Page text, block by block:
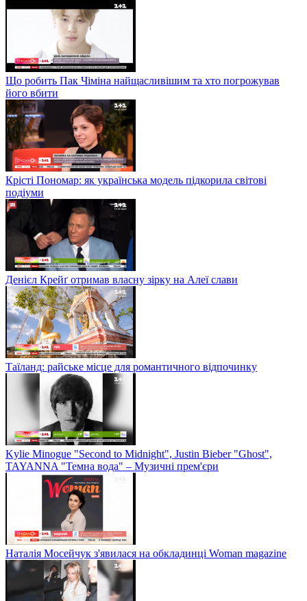
Що робить Пак Чіміна найщасливішим та хто погрожував
його вбити
Крісті Пономар: як українська модель підкорила світові
подіуми
Денієл Крейґ отримав власну зірку на Алеї слави
Таїланд: райське місце для романтичного відпочинку
Kylie Minogue "Second to Midnight", Justin Bieber "Ghost",
TAYANNA "Темна вода" – Музичні прем'єри
Наталія Мосейчук з'явилася на обкладинці Woman magazine